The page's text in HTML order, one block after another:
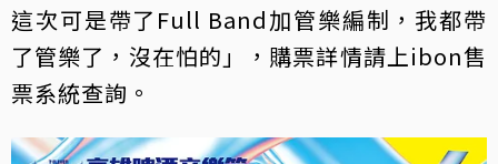
這次可是帶了Full Band加管樂編制，我都帶
了管樂了，沒在怕的」，購票詳情請上ibon售
票系統查詢。